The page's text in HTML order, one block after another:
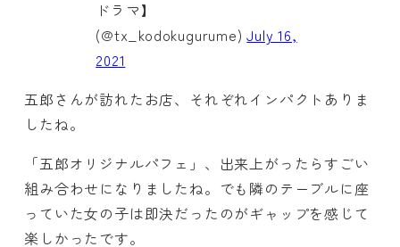
ドラマ】
(@tx_kodokugurume)July 16,
2021
五郎さんが訪れたお店、それぞれインパクトありま
したね。
「五郎オリジナルパフェ」、出来上がったらすごい
組み合わせになりましたね。でも隣のテーブルに座
っていた女の子は即決だったのがギャップを感じて
楽しかったです。